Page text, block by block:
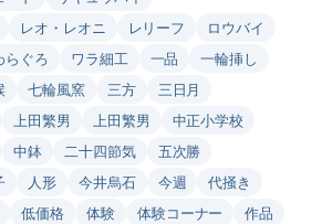
レオ・レオニ レリーフ
ロウバイ
らぐろ ワラ細工 一品
一輪挿し
七輪風窯 三方
三日月
上田繁男 上田繁男
中正小学校
中鉢 二十四節気
五次勝
人形 今井烏石 今週
代掻き
低価格 体験 体験コーナー
作品